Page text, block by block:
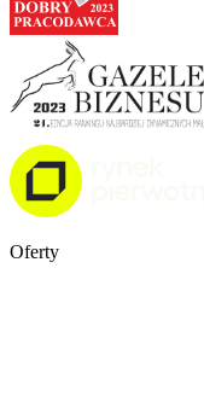
Oferty